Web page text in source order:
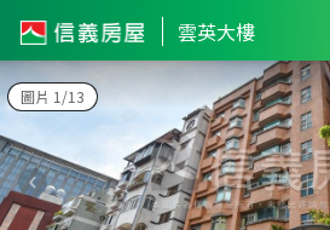
雲英大樓
圖片 1/13